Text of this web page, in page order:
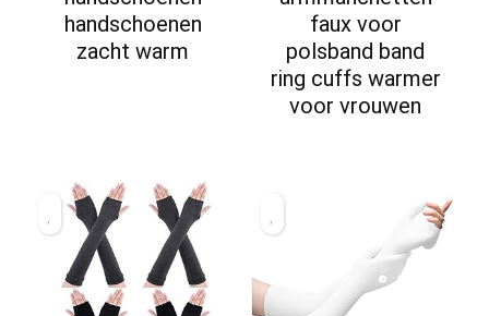
handschoenen
zacht warm
faux voor
polsband band
ring cuffs warmer
voor vrouwen